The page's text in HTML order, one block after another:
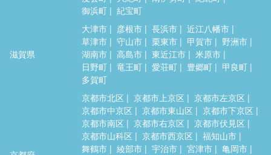
御浜町
紀宝町
滋賀県
大津市 彦根市 長浜市
近江八幡市
草津市
守山市 栗東市 甲賀市
野洲市
湖南市
高島市 東近江市
米原市
日野町
竜王町 愛荘町 豊郷町
甲良町
多賀町
京都市北区 京都市上京区
京都市左京区
京都市中京区
京都市東山区
京都市下京区
京都市南区
京都市右京区
京都市伏見区
京都市山科区
京都市西京区
福知山市
舞鶴市
綾部市 宇治市 宮津市
亀岡市